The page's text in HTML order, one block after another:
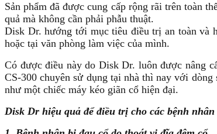
Sản phẩm đã được cung cấp rộng rãi trên toàn
quả mà không cần phải phẫu thuật.
Disk Dr. hướng tới mục tiêu điều trị an toàn và
hoặc tại văn phòng làm việc của mình.
Có được điều này do Disk Dr. luôn được nâng
CS-300 chuyên sử dụng tại nhà thì nay với
như một chiếc máy kéo giãn cổ hiện đại.
Disk Dr hiệu quả để điều trị cho các bệnh